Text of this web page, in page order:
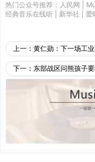
热门公众号推荐： 人民网
经典音乐在线听
新华社 爱
上一： 黄仁勋：下一场工
下一： 东部战区问熊孩子